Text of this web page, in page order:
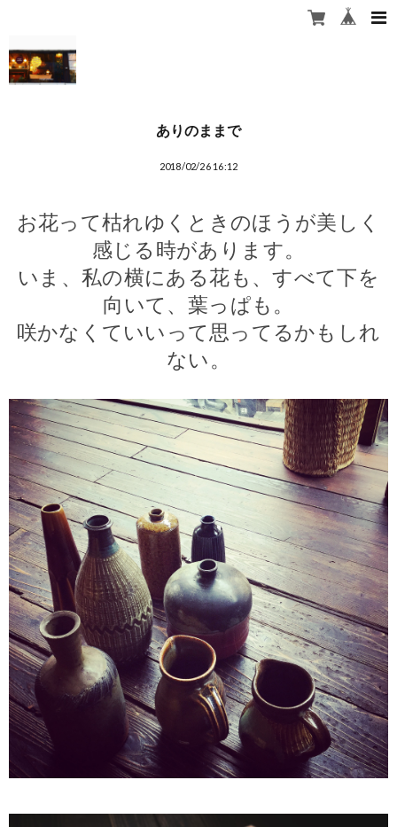
ありのままで
2018/02/26 16:12
お花って枯れゆくときのほうが美しく
感じる時があります。
いま、私の横にある花も、すべて下を
向いて、葉っぱも。
咲かなくていいって思ってるかもしれ
ない。